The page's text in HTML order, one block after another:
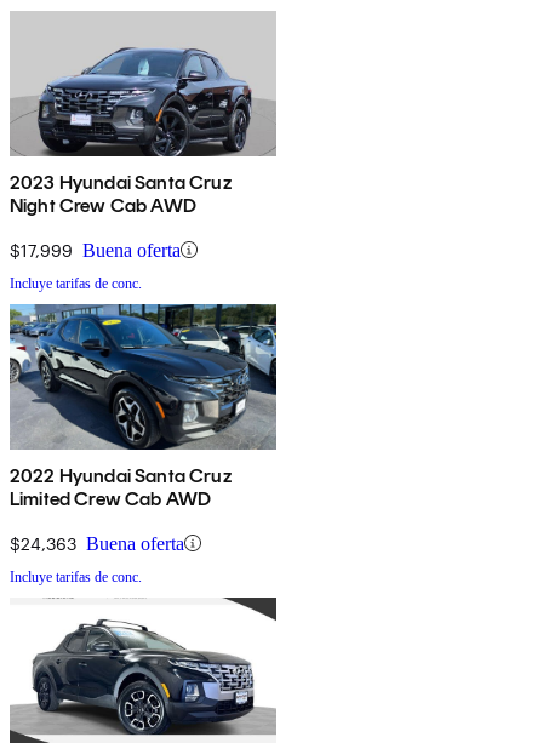
2023 Hyundai Santa Cruz
Night Crew Cab AWD
$17,999 Buena oferta
Incluye tarifas de conc.
2022 Hyundai Santa Cruz
Limited Crew Cab AWD
$24,363 Buena oferta
Incluye tarifas de conc.